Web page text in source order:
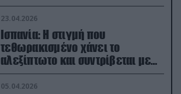
23.04.2026
Ισπανία: Η στιγμή που
τεθωρακισμένο χάνει το
αλεξίπτωτο και συντρίβεται με
ορμή στο έδαφος (βίντεο)
05.04.2026